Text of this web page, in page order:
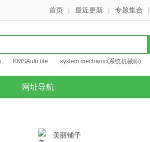
首页 | 最近更新 | 专题集合 |
KMSAuto lite system mechanic(系统机械师)
网址导航
美丽铺子